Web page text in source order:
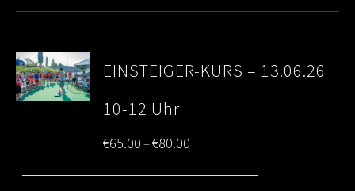
EINSTEIGER-KURS – 13.06.26
10-12 Uhr
€65.00–€80.00
range: